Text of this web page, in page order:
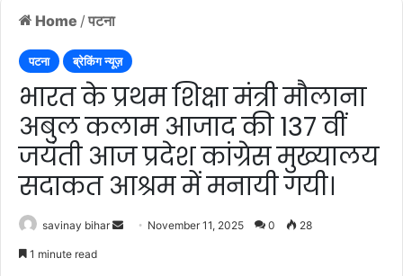
Home / पटना
पटना ब्रेकिंग न्यूज़
भारत के प्रथम शिक्षा मंत्री मौलाना
अबुल कलाम आजाद की 137 वीं
जयंती आज प्रदेश कांग्रेस मुख्यालय
सदाकत आश्रम में मनायी गयी।
savinay bihar
SendNovember 11, 2025 0 28
1 minute read